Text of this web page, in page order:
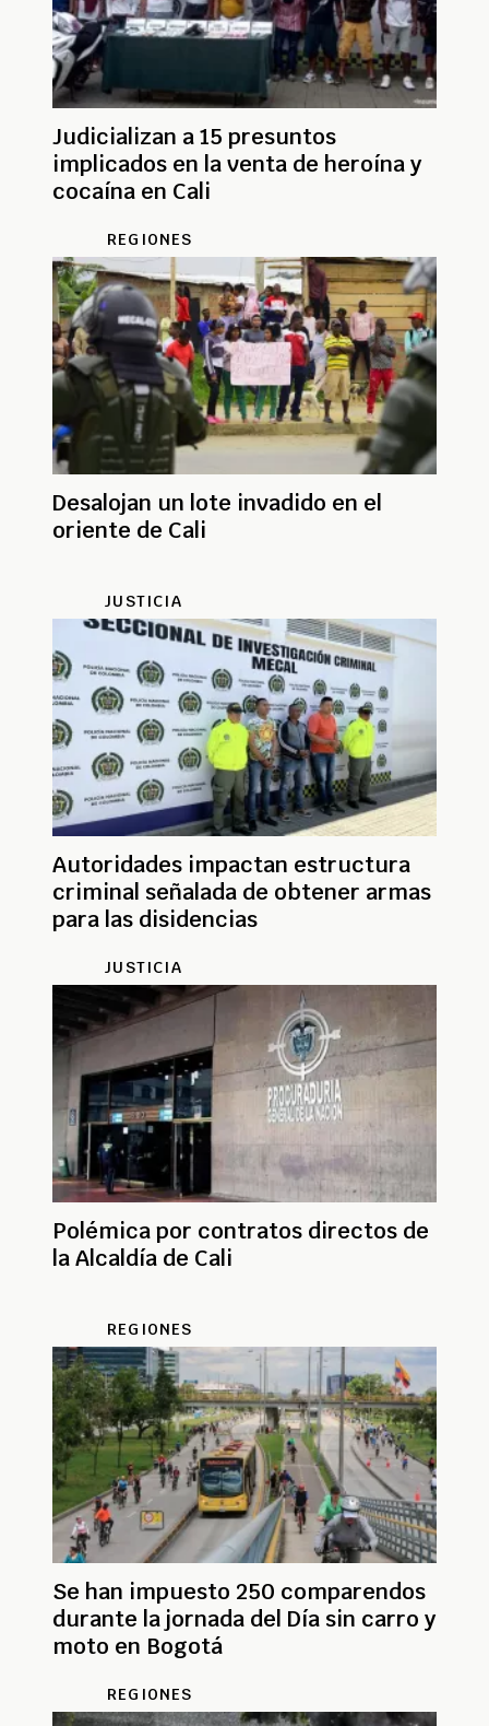
Judicializan a 15 presuntos
implicados en la venta de heroína y
cocaína en Cali
REGIONES
Desalojan un lote invadido en el
oriente de Cali
JUSTICIA
Autoridades impactan estructura
criminal señalada de obtener armas
para las disidencias
JUSTICIA
Polémica por contratos directos de
la Alcaldía de Cali
REGIONES
Se han impuesto 250 comparendos
durante la jornada del Día sin carro y
moto en Bogotá
REGIONES